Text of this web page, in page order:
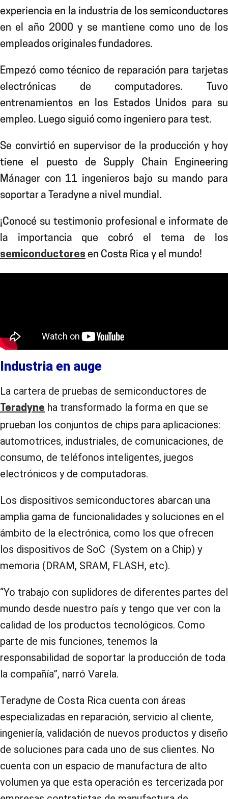
experiencia en la industria de los semiconductores
en el año 2000 y se mantiene como uno de los
empleados originales fundadores.
Empezó como técnico de reparación para tarjetas
electrónicas de computadores. Tuvo
entrenamientos en los Estados Unidos para su
empleo. Luego siguió como ingeniero para test.
Se convirtió en supervisor de la producción y hoy
tiene el puesto de Supply Chain Engineering
Mánager con 11 ingenieros bajo su mando para
soportar a Teradyne a nivel mundial.
¡Conocé su testimonio profesional e informate de
la importancia que cobró el tema de los
semiconductores en Costa Rica y el mundo!
Industria en auge
La cartera de pruebas de semiconductores de
Teradyne ha transformado la forma en que se
prueban los conjuntos de chips para aplicaciones:
automotrices, industriales, de comunicaciones, de
consumo, de teléfonos inteligentes, juegos
electrónicos y de computadoras.
Los dispositivos semiconductores abarcan una
amplia gama de funcionalidades y soluciones en el
ámbito de la electrónica, como los que ofrecen
los dispositivos de SoC (System on a Chip) y
memoria (DRAM, SRAM, FLASH, etc).
“Yo trabajo con suplidores de diferentes partes del
mundo desde nuestro país y tengo que ver con la
calidad de los productos tecnológicos. Como
parte de mis funciones, tenemos la
responsabilidad de soportar la producción de toda
la compañía”, narró Varela.
Teradyne de Costa Rica cuenta con áreas
especializadas en reparación, servicio al cliente,
ingeniería, validación de nuevos productos y diseño
de soluciones para cada uno de sus clientes. No
cuenta con un espacio de manufactura de alto
volumen ya que esta operación es tercerizada por